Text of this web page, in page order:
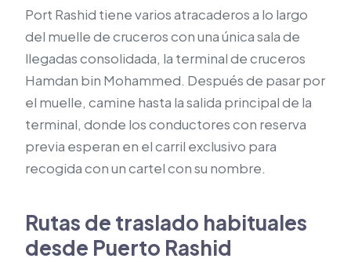
Port Rashid tiene varios atracaderos a lo largo
del muelle de cruceros con una única sala de
llegadas consolidada, la terminal de cruceros
Hamdan bin Mohammed. Después de pasar por
el muelle, camine hasta la salida principal de la
terminal, donde los conductores con reserva
previa esperan en el carril exclusivo para
recogida con un cartel con su nombre.
Rutas de traslado habituales
desde Puerto Rashid